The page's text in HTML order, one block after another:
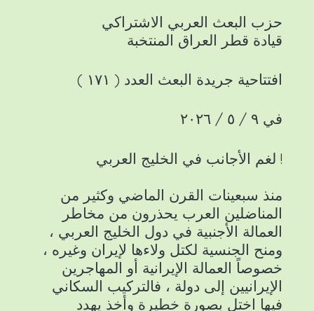
حزب البعث العربي الاشتراكي
قيادة قطر العراق المنتخبة
افتتاحية جريدة البعث العدد ( ١٧١ )
في ٩ / ٥ / ٢٠٢٦
لغم الأجانب في الخليج العربي !
منذ سبعينات القرن الماضي وكثير من
المناضلين العرب يحذرون من مخاطر
العمالة الأجنبية في دول الخليج العربي ،
ومنح الجنسية لكتل ولاءها لإيران وغيره ،
خصوصاً العمالة الإيرانية أو المهاجرين
الإيرانيين إلى دولة ، فالتركيب السكاني
فيها اختل بصورة خطيرة وأخذ يهدد